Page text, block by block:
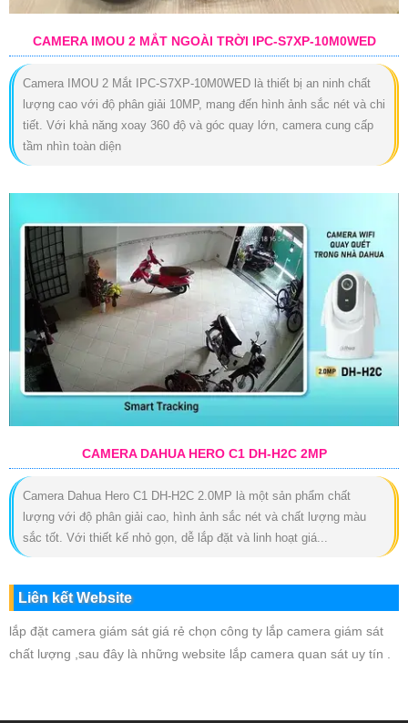
CAMERA IMOU 2 MẮT NGOÀI TRỜI IPC-S7XP-10M0WED
Camera IMOU 2 Mắt IPC-S7XP-10M0WED là thiết bị an ninh chất
lượng cao với độ phân giải 10MP, mang đến hình ảnh sắc nét và chi
tiết. Với khả năng xoay 360 độ và góc quay lớn, camera cung cấp
tầm nhìn toàn diện
CAMERA DAHUA HERO C1 DH-H2C 2MP
Camera Dahua Hero C1 DH-H2C 2.0MP là một sản phẩm chất
lượng với độ phân giải cao, hình ảnh sắc nét và chất lượng màu
sắc tốt. Với thiết kế nhỏ gọn, dễ lắp đặt và linh hoạt giá...
Liên kết Website
lắp đặt camera giám sát giá rẻ chọn công ty lắp camera giám sát
chất lượng ,sau đây là những website lắp camera quan sát uy tín .